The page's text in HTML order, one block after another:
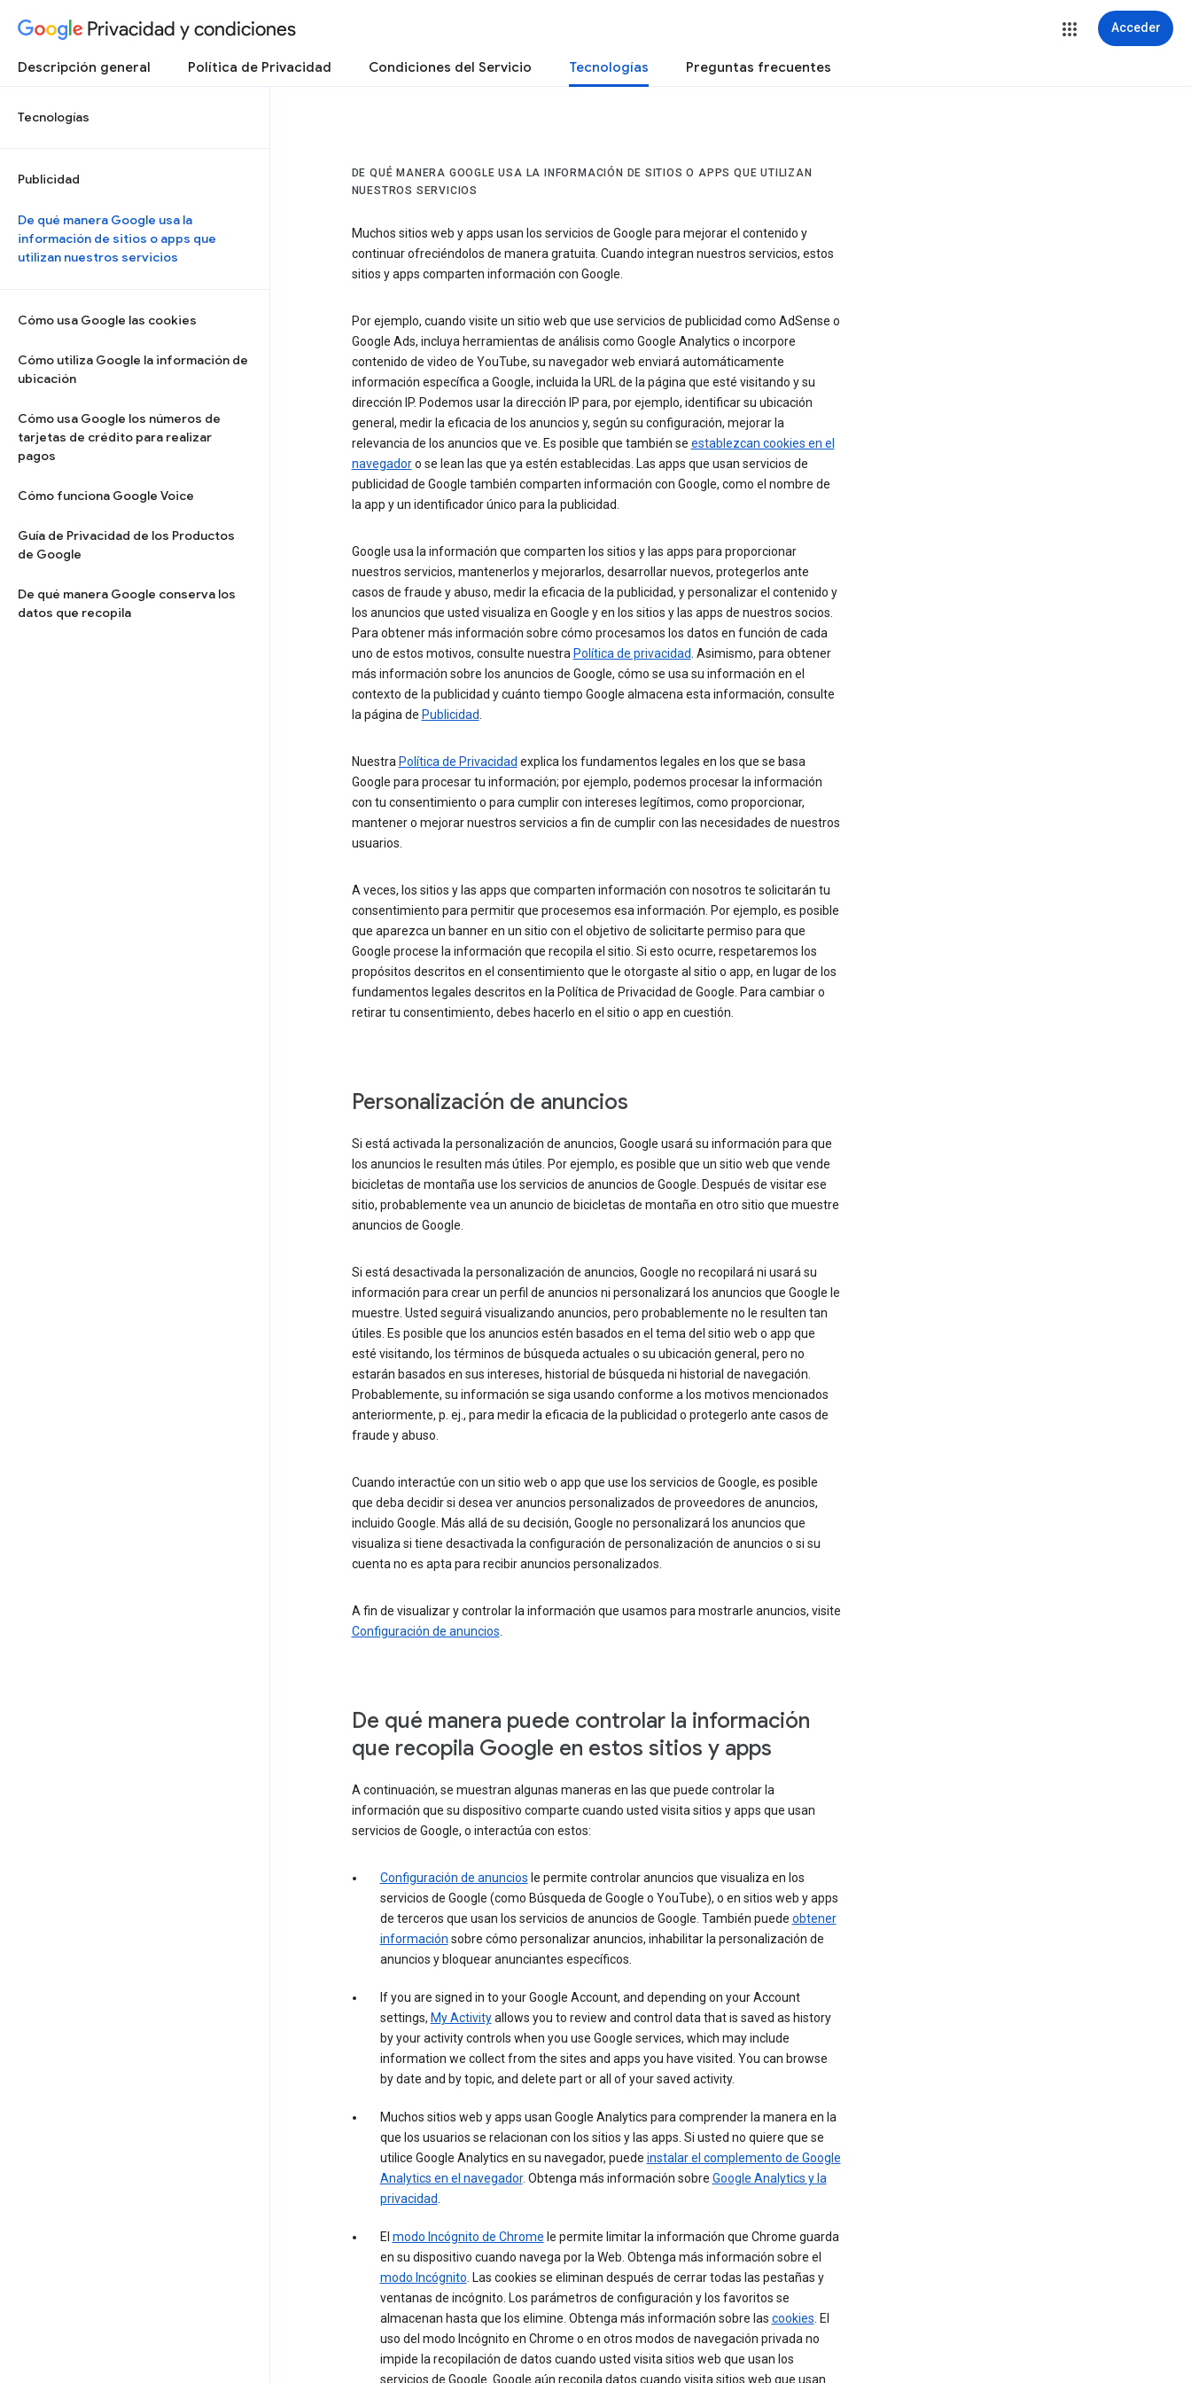
Privacidad y condiciones Acceder
Descripción general Política de Privacidad Condiciones del Servicio Tecnologías Preguntas frecuentes
Tecnologías
Publicidad
De qué manera Google usa la
información de sitios o apps que
utilizan nuestros servicios
Cómo usa Google las cookies
Cómo utiliza Google la información de
ubicación
Cómo usa Google los números de
tarjetas de crédito para realizar
pagos
Cómo funciona Google Voice
Guía de Privacidad de los Productos
de Google
De qué manera Google conserva los
datos que recopila
DE QUÉ MANERA GOOGLE USA LA INFORMACIÓN DE SITIOS O APPS QUE UTILIZAN
NUESTROS SERVICIOS
Muchos sitios web y apps usan los servicios de Google para mejorar el contenido y
continuar ofreciéndolos de manera gratuita. Cuando integran nuestros servicios, estos
sitios y apps comparten información con Google.
Por ejemplo, cuando visite un sitio web que use servicios de publicidad como AdSense o
Google Ads, incluya herramientas de análisis como Google Analytics o incorpore
contenido de video de YouTube, su navegador web enviará automáticamente
información específica a Google, incluida la URL de la página que esté visitando y su
dirección IP. Podemos usar la dirección IP para, por ejemplo, identificar su ubicación
general, medir la eficacia de los anuncios y, según su configuración, mejorar la
relevancia de los anuncios que ve. Es posible que también se establezcan cookies en el
navegadoro se lean las que ya estén establecidas. Las apps que usan servicios de
publicidad de Google también comparten información con Google, como el nombre de
la app y un identificador único para la publicidad.
Google usa la información que comparten los sitios y las apps para proporcionar
nuestros servicios, mantenerlos y mejorarlos, desarrollar nuevos, protegerlos ante
casos de fraude y abuso, medir la eficacia de la publicidad, y personalizar el contenido y
los anuncios que usted visualiza en Google y en los sitios y las apps de nuestros socios.
Para obtener más información sobre cómo procesamos los datos en función de cada
uno de estos motivos, consulte nuestra Política de privacidad. Asimismo, para obtener
más información sobre los anuncios de Google, cómo se usa su información en el
contexto de la publicidad y cuánto tiempo Google almacena esta información, consulte
la página de Publicidad.
Nuestra Política de Privacidad explica los fundamentos legales en los que se basa
Google para procesar tu información; por ejemplo, podemos procesar la información
con tu consentimiento o para cumplir con intereses legítimos, como proporcionar,
mantener o mejorar nuestros servicios a fin de cumplir con las necesidades de nuestros
usuarios.
A veces, los sitios y las apps que comparten información con nosotros te solicitarán tu
consentimiento para permitir que procesemos esa información. Por ejemplo, es posible
que aparezca un banner en un sitio con el objetivo de solicitarte permiso para que
Google procese la información que recopila el sitio. Si esto ocurre, respetaremos los
propósitos descritos en el consentimiento que le otorgaste al sitio o app, en lugar de los
fundamentos legales descritos en la Política de Privacidad de Google. Para cambiar o
retirar tu consentimiento, debes hacerlo en el sitio o app en cuestión.
Personalización de anuncios
Si está activada la personalización de anuncios, Google usará su información para que
los anuncios le resulten más útiles. Por ejemplo, es posible que un sitio web que vende
bicicletas de montaña use los servicios de anuncios de Google. Después de visitar ese
sitio, probablemente vea un anuncio de bicicletas de montaña en otro sitio que muestre
anuncios de Google.
Si está desactivada la personalización de anuncios, Google no recopilará ni usará su
información para crear un perfil de anuncios ni personalizará los anuncios que Google le
muestre. Usted seguirá visualizando anuncios, pero probablemente no le resulten tan
útiles. Es posible que los anuncios estén basados en el tema del sitio web o app que
esté visitando, los términos de búsqueda actuales o su ubicación general, pero no
estarán basados en sus intereses, historial de búsqueda ni historial de navegación.
Probablemente, su información se siga usando conforme a los motivos mencionados
anteriormente, p. ej., para medir la eficacia de la publicidad o protegerlo ante casos de
fraude y abuso.
Cuando interactúe con un sitio web o app que use los servicios de Google, es posible
que deba decidir si desea ver anuncios personalizados de proveedores de anuncios,
incluido Google. Más allá de su decisión, Google no personalizará los anuncios que
visualiza si tiene desactivada la configuración de personalización de anuncios o si su
cuenta no es apta para recibir anuncios personalizados.
A fin de visualizar y controlar la información que usamos para mostrarle anuncios, visite
Configuración de anuncios.
De qué manera puede controlar la información
que recopila Google en estos sitios y apps
A continuación, se muestran algunas maneras en las que puede controlar la
información que su dispositivo comparte cuando usted visita sitios y apps que usan
servicios de Google, o interactúa con estos:
Configuración de anuncios le permite controlar anuncios que visualiza en los
servicios de Google (como Búsqueda de Google o YouTube), o en sitios web y apps
de terceros que usan los servicios de anuncios de Google. También puede obtener
información sobre cómo personalizar anuncios, inhabilitar la personalización de
anuncios y bloquear anunciantes específicos.
If you are signed in to your Google Account, and depending on your Account
settings, My Activityallows you to review and control data that is saved as history
by your activity controls when you use Google services, which may include
information we collect from the sites and apps you have visited. You can browse
by date and by topic, and delete part or all of your saved activity.
Muchos sitios web y apps usan Google Analytics para comprender la manera en la
que los usuarios se relacionan con los sitios y las apps. Si usted no quiere que se
utilice Google Analytics en su navegador, puede instalar el complemento de Google
Analytics en el navegador. Obtenga más información sobre Google Analytics y la
privacidad.
El modo Incógnito de Chrome le permite limitar la información que Chrome guarda
en su dispositivo cuando navega por la Web. Obtenga más información sobre el
modo Incógnito. Las cookies se eliminan después de cerrar todas las pestañas y
ventanas de incógnito. Los parámetros de configuración y los favoritos se
almacenan hasta que los elimine. Obtenga más información sobre las cookies. El
uso del modo Incógnito en Chrome o en otros modos de navegación privada no
impide la recopilación de datos cuando usted visita sitios web que usan los
servicios de Google. Google aún recopila datos cuando visita sitios web que usan